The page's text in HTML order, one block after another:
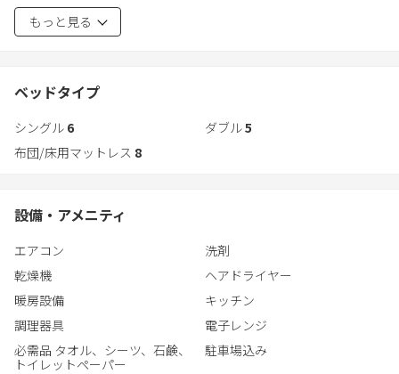
・洗面所：1
・WiFi
・ガスコンロ（3口）
・電子レンジ
・炊飯器
・調理器具
・カトラリー、箸
・グラス、マグカップ
・ワイングラス
・食器用洗剤、スポンジ
90℃⤴️プライベートテラスサウナ
千葉県長生郡長柄町にある一棟貸別荘 「The No.10 Forest Haven
自然を楽しみながら、サウナとBBQ♪
別荘気分でゆったりと楽しんでください。
駐車場も完備しておりますので、レンタカーでの観光も大変便
リビング、ダイニング、キッチン、ベッドルーム×5、バスルー
ム、トイレ×2が備わっており、プライベートが保たれるので、ご
友人同士でも気兼ねなくお過ごし頂けます。
※冬期（12月～3月）は積雪や路面凍結の場合がございますので、
必ずスタッドレスタイヤまたチェーン装着にてお越しください。
もっと見る
ベッドタイプ
シングル 6 ダブル5
布団/床用マットレス 8
設備・アメニティ
エアコン
洗剤
乾燥機
ヘアドライヤー
暖房設備
キッチン
調理器具
電子レンジ
必需品 タオル、シーツ、石鹸、
トイレットペーパー
駐車場込み